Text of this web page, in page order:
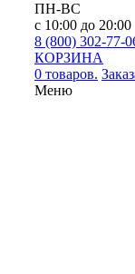
ПН-ВС
с 10:00 до 20:00
8 (800) 302-77-
КОРЗИНА
0 товаров.
Меню